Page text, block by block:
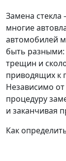
Замена стекла
многие
автомобилей
быть разными:
трещин и
приводящих к
Независимо
процедуру
и заканчивая
Как